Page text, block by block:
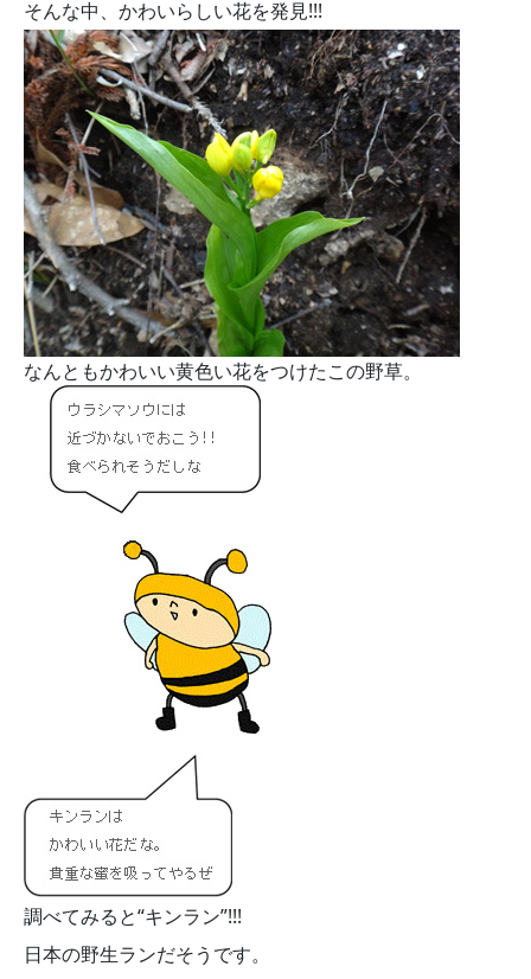
そんな中、かわいらしい花を発見!!!
なんともかわいい黄色い花をつけたこの野草。
調べてみると“キンラン”!!!
日本の野生ランだそうです。